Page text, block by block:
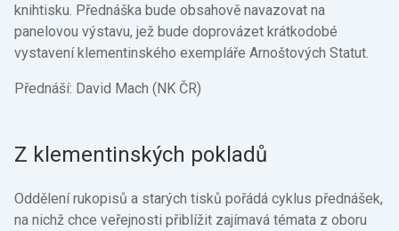
knihtisku. Přednáška bude obsahově navazovat na
panelovou výstavu, jež bude doprovázet krátkodobé
vystavení klementinského exempláře Arnoštových Statut.
Přednáší: David Mach (NK ČR)
Z klementinských pokladů
Oddělení rukopisů a starých tisků pořádá cyklus přednášek,
na nichž chce veřejnosti přiblížit zajímavá témata z oboru